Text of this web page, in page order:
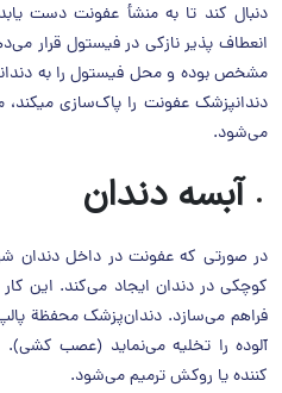
دنبال کند تا به منشأ عفونت دست
انعطاف ‌پذیر نازکی در فیستول قرار
مشخص بوده و محل فیستول را به
دندانپزشک عفونت را پاک‌سازی
می‌شود.
آبسه دندان
در صورتی که عفونت در داخل دندان
کوچکی در دندان ایجاد می‌کند. این
فراهم می‌سازد. دندان‌پزشک محفظة
آلوده را تخلیه می‌نماید (عصب‌
کننده یا روکش ترمیم می‌شود.